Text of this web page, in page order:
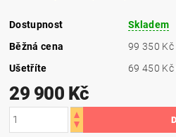
Dostupnost
Skladem
Běžná cena
99 350 Kč
Ušetříte
69 450 Kč
29 900 Kč